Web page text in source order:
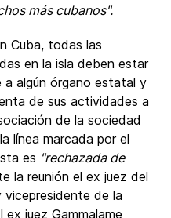
más cubanos".
Cuba, todas las
en la isla deben estar
a algún órgano estatal y
de sus actividades a
de la sociedad
línea marcada por el
es "rechazada de
la reunión el ex juez del
vicepresidente de la
ex juez Gammalame